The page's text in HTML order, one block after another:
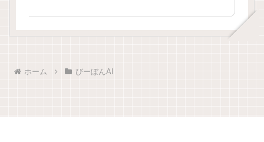
ホーム びーぼんAI